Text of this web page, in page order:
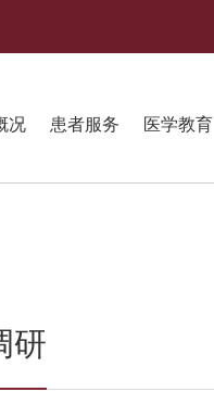
况 患者服务 医学教育
研